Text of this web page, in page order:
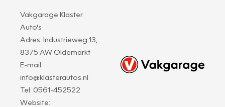
Vakgarage Klaster
Auto's
Adres: Industrieweg 13,
8375 AW Oldemarkt
E-mail:
info@klasterautos.nl
Tel: 0561-452522
Website: